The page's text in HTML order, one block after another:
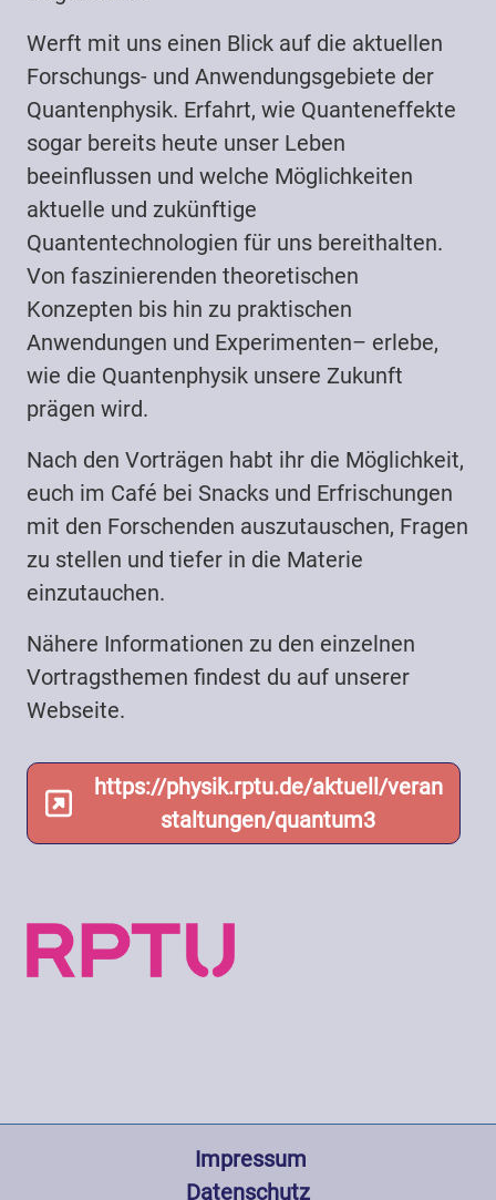
Werft mit uns einen Blick auf die aktuellen
Forschungs- und Anwendungsgebiete der
Quantenphysik. Erfahrt, wie Quanteneffekte
sogar bereits heute unser Leben
beeinflussen und welche Möglichkeiten
aktuelle und zukünftige
Quantentechnologien für uns bereithalten.
Von faszinierenden theoretischen
Konzepten bis hin zu praktischen
Anwendungen und Experimenten– erlebe,
wie die Quantenphysik unsere Zukunft
prägen wird.
Nach den Vorträgen habt ihr die Möglichkeit,
euch im Café bei Snacks und Erfrischungen
mit den Forschenden auszutauschen, Fragen
zu stellen und tiefer in die Materie
einzutauchen.
Nähere Informationen zu den einzelnen
Vortragsthemen findest du auf unserer
Webseite.
https://physik.rptu.de/aktuell/veran
staltungen/quantum3
Impressum
Datenschutz